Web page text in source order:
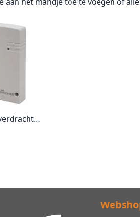
aan het mandje toe te voegen of
XRF-1 set
vergelijken